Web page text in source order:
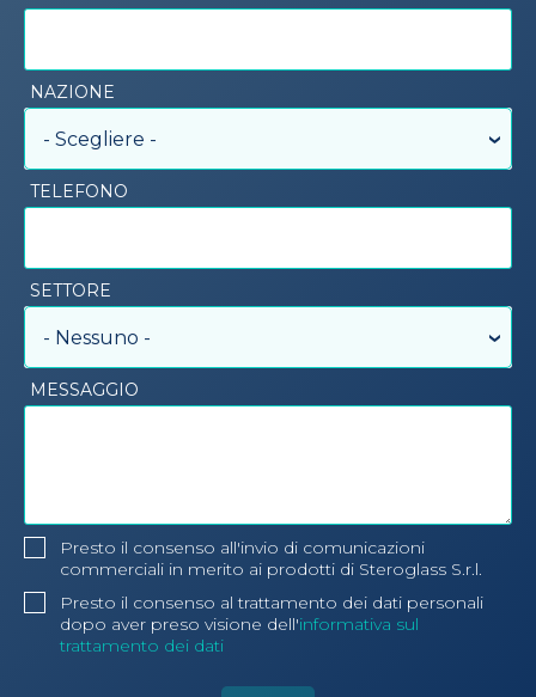
NAZIONE
- Scegliere -
TELEFONO
SETTORE
- Nessuno -
MESSAGGIO
Presto il consenso all'invio di comunicazioni
commerciali in merito ai prodotti di Steroglass S.r.l.
Presto il consenso al trattamento dei dati personali
dopo aver preso visione dell'informativa sul
trattamento dei dati